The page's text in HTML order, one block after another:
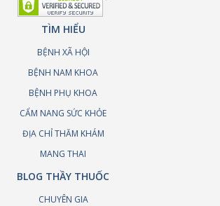
TÌM HIỂU
BỆNH XÃ HỘI
BỆNH NAM KHOA
BỆNH PHỤ KHOA
CẨM NANG SỨC KHỎE
ĐỊA CHỈ THĂM KHÁM
MANG THAI
BLOG THẦY THUỐC
CHUYÊN GIA